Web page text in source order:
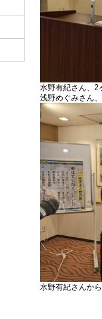
水野有紀さん、2
浅野めぐみさん
水野有紀さんか